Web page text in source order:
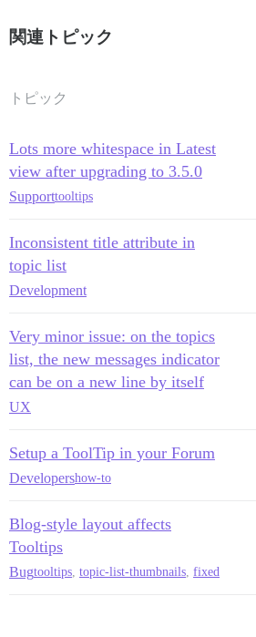
関連トピック
トピック
Lots more whitespace in Latest
view after upgrading to 3.5.0
Supporttooltips
Inconsistent title attribute in
topic list
Development
Very minor issue: on the topics
list, the new messages indicator
can be on a new line by itself
UX
Setup a ToolTip in your Forum
Developershow-to
Blog-style layout affects
Tooltips
Bugtooltips, topic-list-thumbnails, fixed